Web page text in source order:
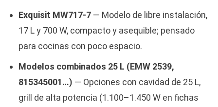
Exquisit MW717-7— Modelo de libre instalación,
17 L y 700 W, compacto y asequible; pensado
para cocinas con poco espacio.
Modelos combinados 25 L (EMW 2539,
815345001…) — Opciones con cavidad de 25 L,
grill de alta potencia (1.100–1.450 W en fichas